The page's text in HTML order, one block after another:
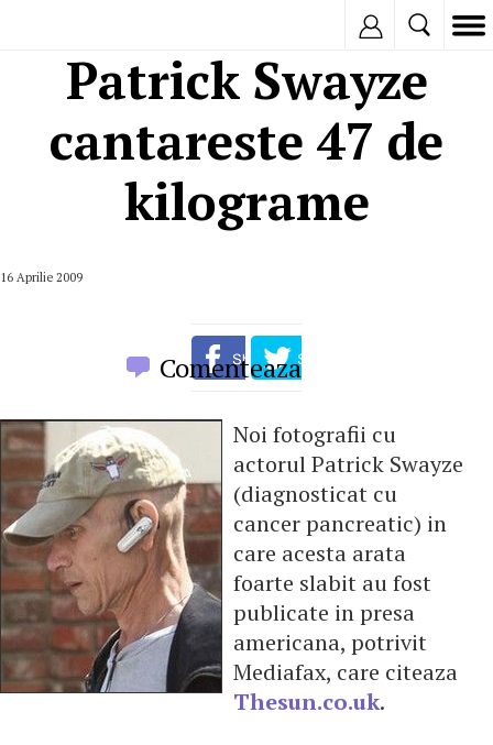
Patrick Swayze
cantareste 47 de
kilograme
16 Aprilie 2009
Comenteaza
Noi fotografii cu
actorul Patrick Swayze
(diagnosticat cu
cancer pancreatic) in
care acesta arata
foarte slabit au fost
publicate in presa
americana, potrivit
Mediafax, care citeaza
Thesun.co.uk.